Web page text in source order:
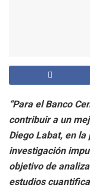
“Para el Banco
contribuir a un
Diego Labat, en
investigación
objetivo de
estudios